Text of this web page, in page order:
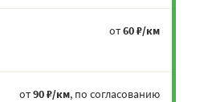
от60 ₽/км
от90 ₽/км, по согласованию